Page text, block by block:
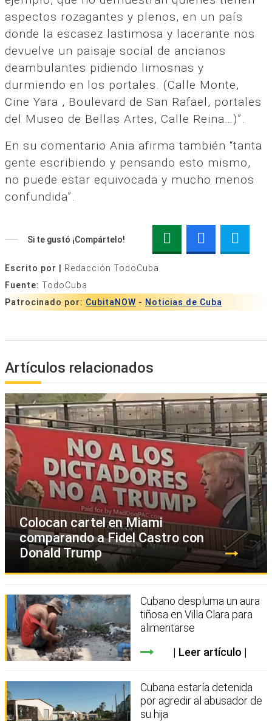
aspectos rozagantes y plenos, en un país
donde la escasez lastimosa y lacerante nos
devuelve un paisaje social de ancianos
deambulantes pidiendo limosnas y
durmiendo en los portales. (Calle Monte,
Cine Yara , Boulevard de San Rafael, portales
del Museo de Bellas Artes, Calle Reina…)”.
En su comentario Ania afirma también “tanta
gente escribiendo y pensando esto mismo,
no puede estar equivocada y mucho menos
confundida”.
Si te gustó ¡Compártelo!
Escrito por |
Redacción TodoCuba
Fuente: TodoCuba
Patrocinado por: CubitaNOW - Noticias de Cuba
Artículos relacionados
Colocan cartel en Miami
comparando a Fidel Castro con
Donald Trump
Cubano despluma un aura
tiñosa en Villa Clara para
alimentarse
Leer artículo
Cubana estaría detenida
por agredir al abusador de
su hija